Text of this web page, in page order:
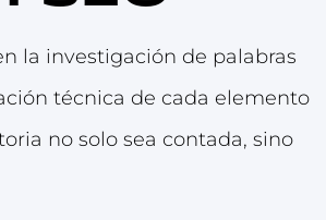
la investigación de palabras
técnica de cada elemento
no solo sea contada, sino